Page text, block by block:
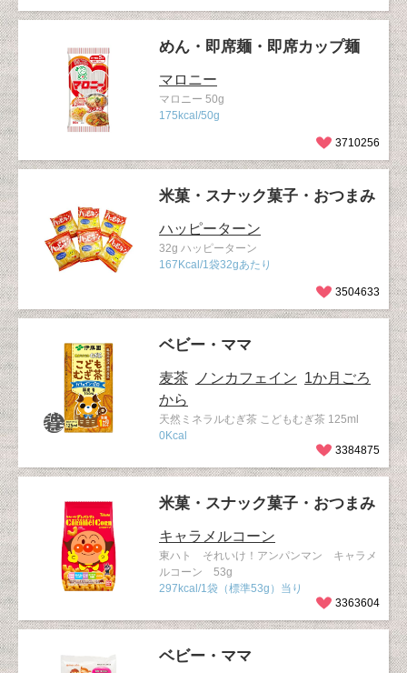
めん・即席麺・即席カップ麺
マロニー
マロニー 50g
175kcal/50g
3710256
米菓・スナック菓子・おつまみ
ハッピーターン
32g ハッピーターン
167Kcal/1袋32gあたり
3504633
ベビー・ママ
麦茶 ノンカフェイン 1か月ごろ
から
天然ミネラルむぎ茶 こどもむぎ茶 125ml
0Kcal
3384875
米菓・スナック菓子・おつまみ
キャラメルコーン
東ハト それいけ！アンパンマン キャラメ
ルコーン 53g
297kcal/1袋（標準53g）当り
3363604
ベビー・ママ